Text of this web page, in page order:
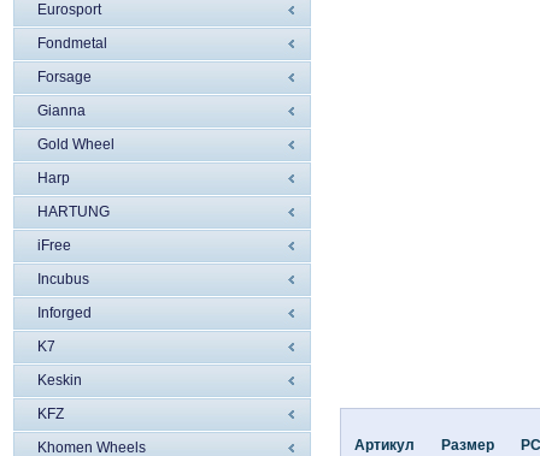
Eurosport
Fondmetal
Forsage
Gianna
Gold Wheel
Harp
HARTUNG
iFree
Incubus
Inforged
K7
Keskin
KFZ
Khomen Wheels
Артикул Размер